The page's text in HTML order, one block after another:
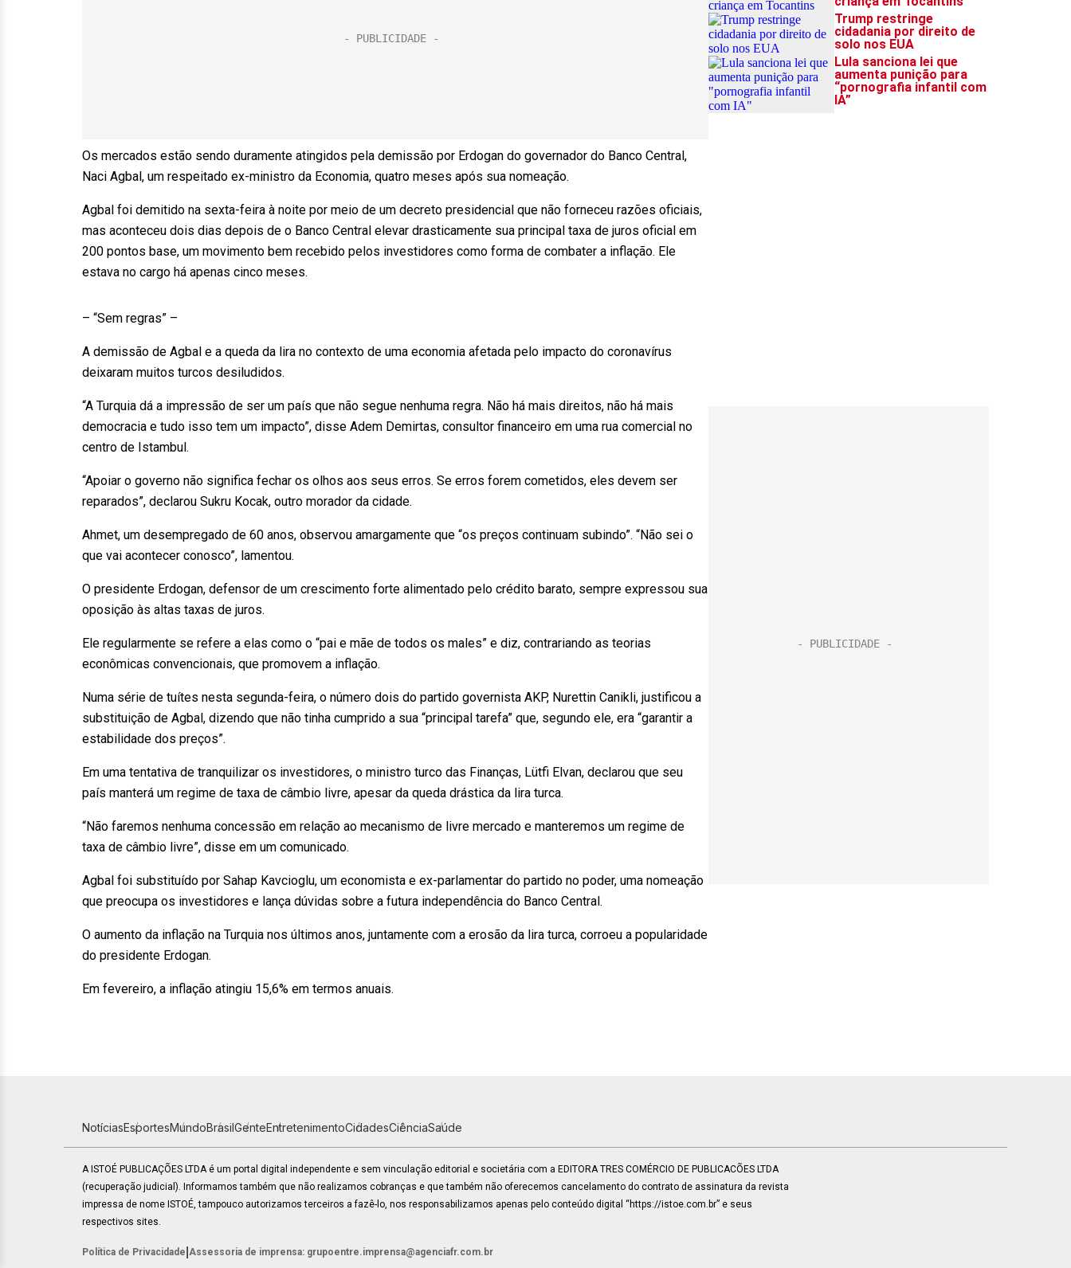
Os mercados estão sendo duramente atingidos pela demissão por Erdogan do governador do Banco Central,
Naci Agbal, um respeitado ex-ministro da Economia, quatro meses após sua nomeação.
Agbal foi demitido na sexta-feira à noite por meio de um decreto presidencial que não forneceu razões oficiais,
mas aconteceu dois dias depois de o Banco Central elevar drasticamente sua principal taxa de juros oficial em
200 pontos base, um movimento bem recebido pelos investidores como forma de combater a inflação. Ele
estava no cargo há apenas cinco meses.
– “Sem regras” –
A demissão de Agbal e a queda da lira no contexto de uma economia afetada pelo impacto do coronavírus
deixaram muitos turcos desiludidos.
“A Turquia dá a impressão de ser um país que não segue nenhuma regra. Não há mais direitos, não há mais
democracia e tudo isso tem um impacto”, disse Adem Demirtas, consultor financeiro em uma rua comercial no
centro de Istambul.
“Apoiar o governo não significa fechar os olhos aos seus erros. Se erros forem cometidos, eles devem ser
reparados”, declarou Sukru Kocak, outro morador da cidade.
Ahmet, um desempregado de 60 anos, observou amargamente que “os preços continuam subindo”. “Não sei o
que vai acontecer conosco”, lamentou.
O presidente Erdogan, defensor de um crescimento forte alimentado pelo crédito barato, sempre expressou sua
oposição às altas taxas de juros.
Ele regularmente se refere a elas como o “pai e mãe de todos os males” e diz, contrariando as teorias
econômicas convencionais, que promovem a inflação.
Numa série de tuítes nesta segunda-feira, o número dois do partido governista AKP, Nurettin Canikli, justificou a
substituição de Agbal, dizendo que não tinha cumprido a sua “principal tarefa” que, segundo ele, era “garantir a
estabilidade dos preços”.
Em uma tentativa de tranquilizar os investidores, o ministro turco das Finanças, Lütfi Elvan, declarou que seu
país manterá um regime de taxa de câmbio livre, apesar da queda drástica da lira turca.
“Não faremos nenhuma concessão em relação ao mecanismo de livre mercado e manteremos um regime de
taxa de câmbio livre”, disse em um comunicado.
Agbal foi substituído por Sahap Kavcioglu, um economista e ex-parlamentar do partido no poder, uma nomeação
que preocupa os investidores e lança dúvidas sobre a futura independência do Banco Central.
O aumento da inflação na Turquia nos últimos anos, juntamente com a erosão da lira turca, corroeu a popularidade
do presidente Erdogan.
Em fevereiro, a inflação atingiu 15,6% em termos anuais.
NotíciasEsportesMundoBrasilGenteEntretenimentoCidadesCiênciaSaúde
A ISTOÉ PUBLICAÇÕES LTDA é um portal digital independente e sem vinculação editorial e societária com a EDITORA TRES COMÉRCIO DE PUBLICACÕES LTDA
(recuperação judicial). Informamos também que não realizamos cobranças e que também não oferecemos cancelamento do contrato de assinatura da revista
impressa de nome ISTOÉ, tampouco autorizamos terceiros a fazê-lo, nos responsabilizamos apenas pelo conteúdo digital “https://istoe.com.br” e seus
respectivos sites.
Política de Privacidade Assessoria de imprensa: grupoentre.imprensa@agenciafr.com.br